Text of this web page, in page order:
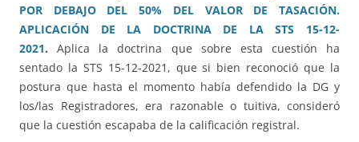
POR DEBAJO DEL 50% DEL VALOR DE TASACIÓN.
APLICACIÓN DE LA DOCTRINA DE LA STS 15-12-
2021.Aplica la doctrina que sobre esta cuestión ha
sentado la STS 15-12-2021, que si bien reconoció que la
postura que hasta el momento había defendido la DG y
los/las Registradores, era razonable o tuitiva, consideró
que la cuestión escapaba de la calificación registral.